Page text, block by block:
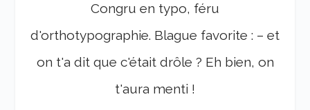
Congru en typo, féru
d'orthotypographie. Blague favorite : – et
on t'a dit que c'était drôle ? Eh bien, on
t'aura menti !